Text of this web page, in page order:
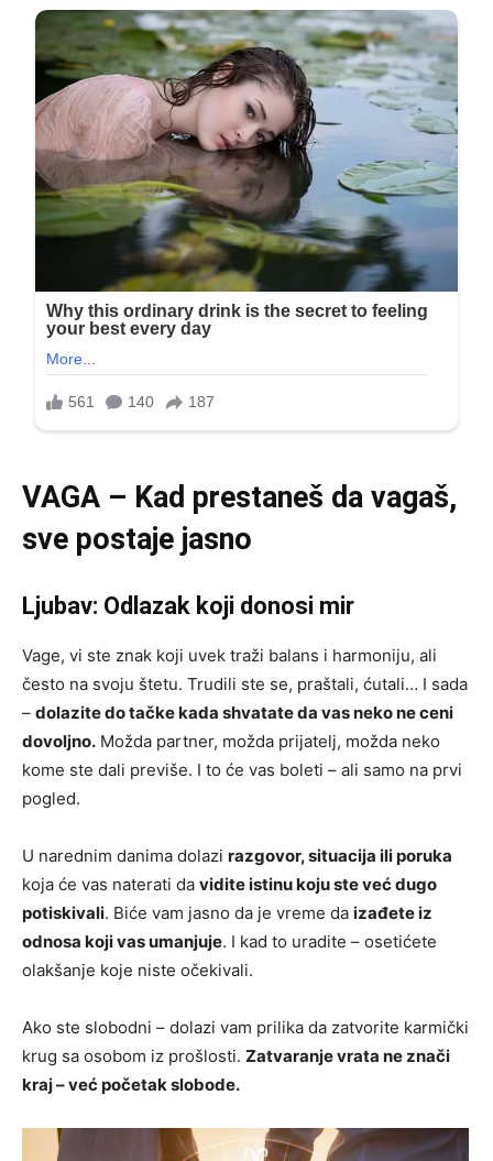
VAGA – Kad prestaneš da vagaš,
sve postaje jasno
Ljubav: Odlazak koji donosi mir
Vage, vi ste znak koji uvek traži balans i harmoniju, ali
često na svoju štetu. Trudili ste se, praštali, ćutali… I sada
– dolazite do tačke kada shvatate da vas neko ne ceni
dovoljno. Možda partner, možda prijatelj, možda neko
kome ste dali previše. I to će vas boleti – ali samo na prvi
pogled.
U narednim danima dolazi razgovor, situacija ili poruka
koja će vas naterati da vidite istinu koju ste već dugo
potiskivali. Biće vam jasno da je vreme da izađete iz
odnosa koji vas umanjuje. I kad to uradite – osetićete
olakšanje koje niste očekivali.
Ako ste slobodni – dolazi vam prilika da zatvorite karmički
krug sa osobom iz prošlosti. Zatvaranje vrata ne znači
kraj – već početak slobode.